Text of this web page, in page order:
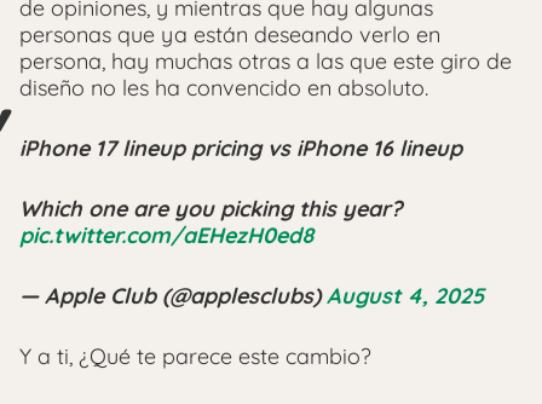
de opiniones, y mientras que hay algunas
personas que ya están deseando verlo en
persona, hay muchas otras a las que este giro de
diseño no les ha convencido en absoluto.
iPhone 17 lineup pricing vs iPhone 16 lineup
Which one are you picking this year?
pic.twitter.com/aEHezH0ed8
— Apple Club (@applesclubs)August 4, 2025
Y a ti, ¿Qué te parece este cambio?